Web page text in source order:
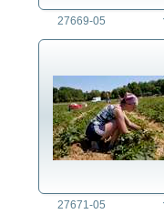
27669-05
27671-05